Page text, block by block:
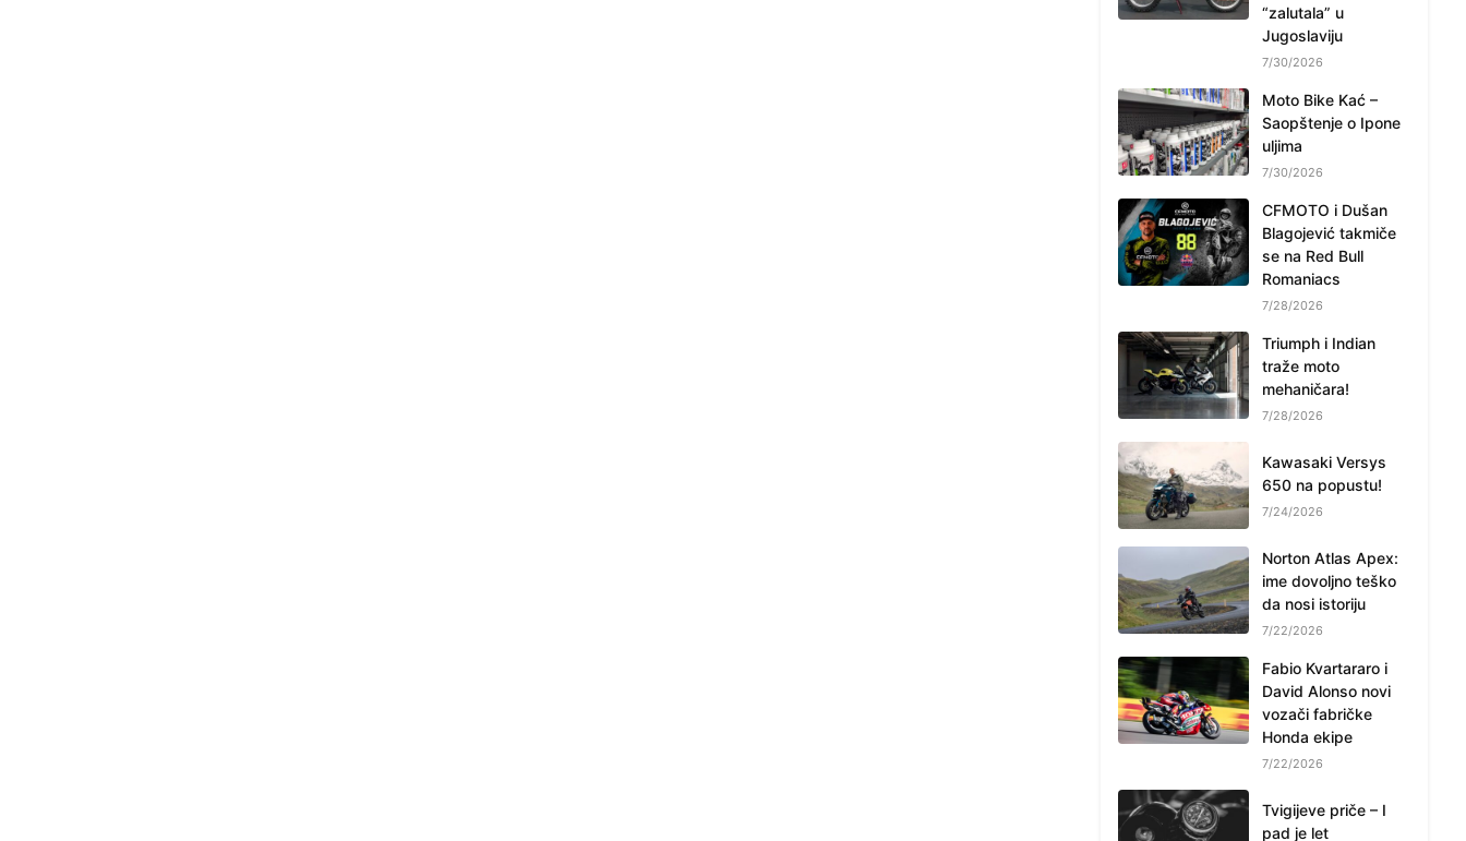
“zalutala” u
Jugoslaviju
7/30/2026
Moto Bike Kać –
Saopštenje o Ipone
uljima
7/30/2026
CFMOTO i Dušan
Blagojević takmiče
se na Red Bull
Romaniacs
7/28/2026
Triumph i Indian
traže moto
mehaničara!
7/28/2026
Kawasaki Versys
650 na popustu!
7/24/2026
Norton Atlas Apex:
ime dovoljno teško
da nosi istoriju
7/22/2026
Fabio Kvartararo i
David Alonso novi
vozači fabričke
Honda ekipe
7/22/2026
Tvigijeve priče – I
pad je let